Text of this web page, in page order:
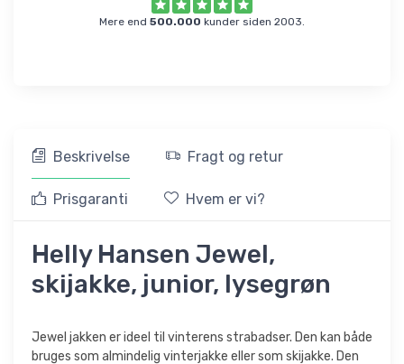
Mere end 500.000 kunder siden 2003.
Beskrivelse Fragt og retur
Prisgaranti Hvem er vi?
Helly Hansen Jewel,
skijakke, junior, lysegrøn
Jewel jakken er ideel til vinterens strabadser. Den kan både
bruges som almindelig vinterjakke eller som skijakke. Den